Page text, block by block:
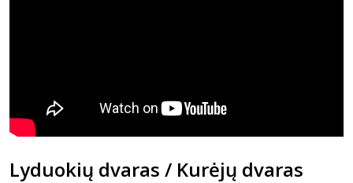
Lyduokių dvaras / Kurėjų dvaras